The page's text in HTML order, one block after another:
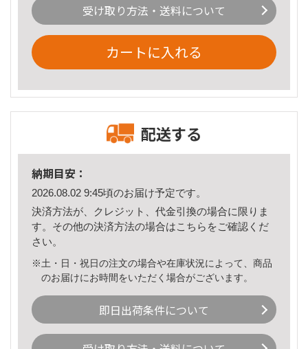
受け取り方法・送料について
カートに入れる
配送する
納期目安：
2026.08.02 9:45頃のお届け予定です。
決済方法が、クレジット、代金引換の場合に限りま
す。その他の決済方法の場合はこちら をご確認くだ
さい。
※土・日・祝日の注文の場合や在庫状況によって、商品
のお届けにお時間をいただく場合がございます。
即日出荷条件について